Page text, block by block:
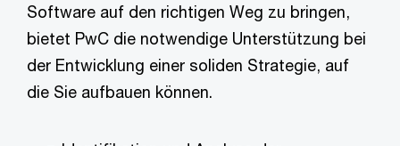
Software auf den richtigen Weg zu bringen,
bietet PwC die notwendige Unterstützung bei
der Entwicklung einer soliden Strategie, auf
die Sie aufbauen können.